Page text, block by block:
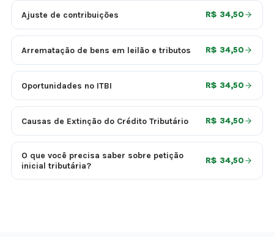
Ajuste de contribuições R$ 34,50
Arrematação de bens em leilão e tributos R$ 34,50
Oportunidades no ITBI R$ 34,50
Causas de Extinção do Crédito Tributário R$ 34,50
O que você precisa saber sobre petição
inicial tributária?
R$ 34,50